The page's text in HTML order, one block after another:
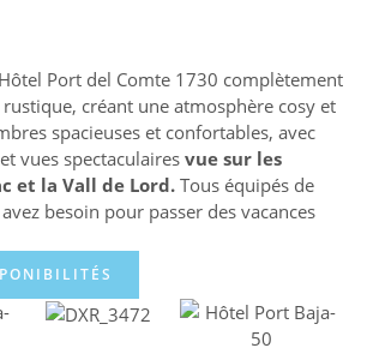
Port del Comte 1730 complètement
créant une atmosphère cosy et
spacieuses et confortables, avec
vues spectaculaires vue sur les
et la Vall de Lord. Tous équipés de
besoin pour passer des vacances